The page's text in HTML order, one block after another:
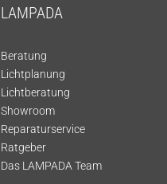
LAMPADA
Beratung
Lichtplanung
Lichtberatung
Showroom
Reparaturservice
Ratgeber
Das LAMPADA Team